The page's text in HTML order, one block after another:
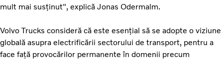
mult mai susținut", explică Jonas Odermalm.
Volvo Trucks consideră că este esențial să se adopte o viziune
globală asupra electrificării sectorului de transport, pentru a
face față provocărilor permanente în domenii precum